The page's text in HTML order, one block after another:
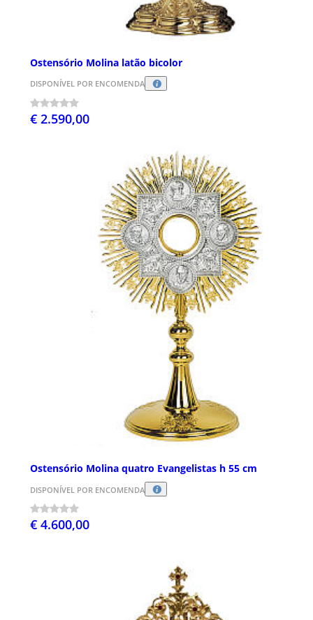
Ostensório Molina latão bicolor
DISPONÍVEL POR ENCOMENDA
€ 2.590,00
Ostensório Molina quatro Evangelistas h 55 cm
DISPONÍVEL POR ENCOMENDA
€ 4.600,00